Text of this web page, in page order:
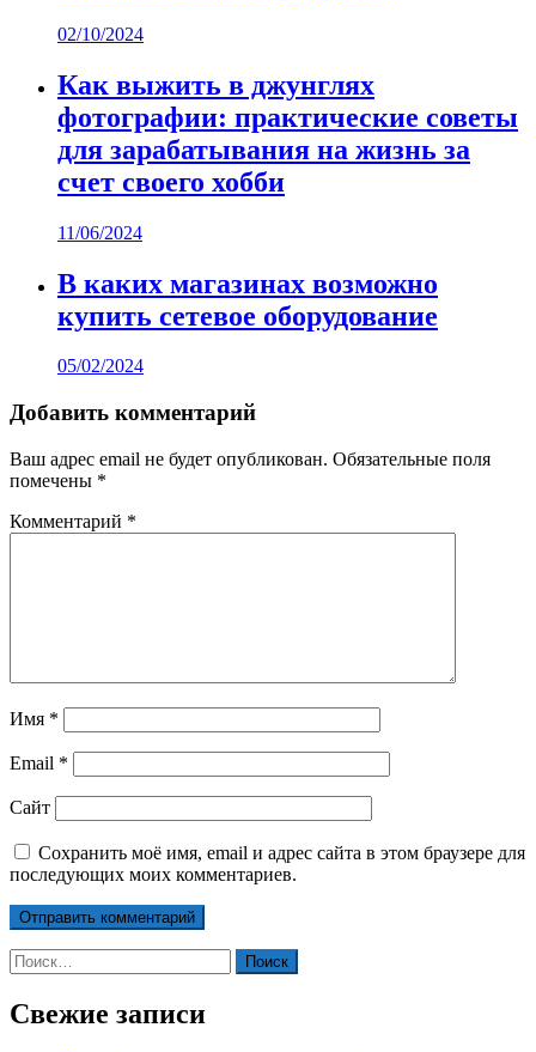
02/10/2024
Как выжить в джунглях
фотографии: практические советы
для зарабатывания на жизнь за
счет своего хобби
11/06/2024
В каких магазинах возможно
купить сетевое оборудование
05/02/2024
Добавить комментарий
Ваш адрес email не будет опубликован. Обязательные поля
помечены *
Комментарий *
Имя *
Email *
Сайт
Сохранить моё имя, email и адрес сайта в этом браузере для
последующих моих комментариев.
Найти:
Свежие записи